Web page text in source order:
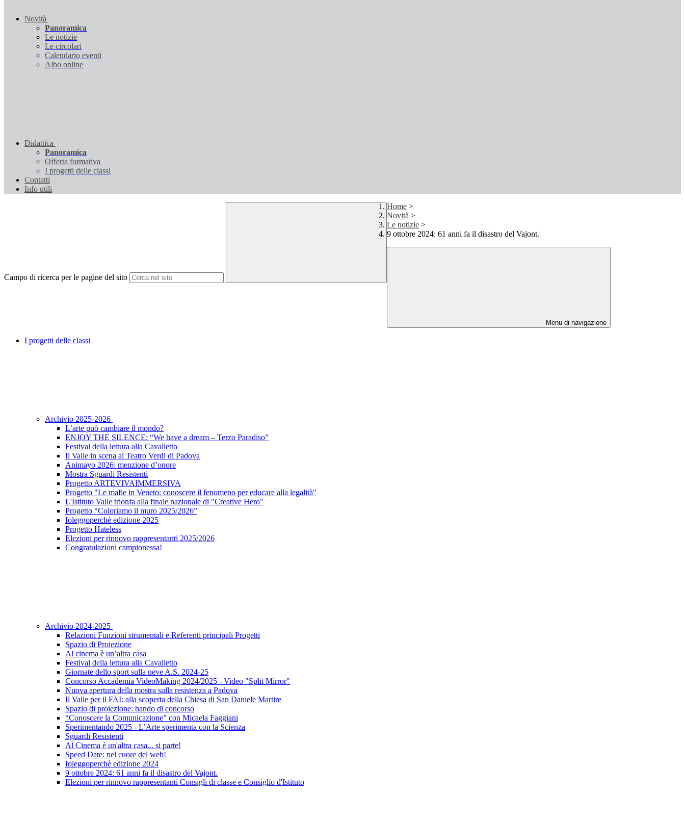
Novità
Panoramica
Le notizie
Le circolari
Calendario eventi
Albo online
Didattica
Panoramica
Offerta formativa
I progetti delle classi
Contatti
Info utili
Campo di ricerca per le pagine del sito
Home >
Novità >
Le notizie >
9 ottobre 2024: 61 anni fa il disastro del Vajont.
Menu di navigazione
I progetti delle classi
Archivio 2025-2026
L’arte può cambiare il mondo?
ENJOY THE SILENCE: “We have a dream – Terzo Paradiso”
Festival della lettura alla Cavalletto
Il Valle in scena al Teatro Verdi di Padova
Animayo 2026: menzione d’onore
Mostra Sguardi Resistenti
Progetto ARTEVIVAIMMERSIVA
Progetto "Le mafie in Veneto: conoscere il fenomeno per educare alla legalità"
L'Istituto Valle trionfa alla finale nazionale di "Creative Hero"
Progetto “Coloriamo il muro 2025/2026”
Ioleggoperchè edizione 2025
Progetto Hateless
Elezioni per rinnovo rappresentanti 2025/2026
Congratulazioni campionessa!
Archivio 2024-2025
Relazioni Funzioni strumentali e Referenti principali Progetti
Spazio di Proiezione
Al cinema è un’altra casa
Festival della lettura alla Cavalletto
Giornate dello sport sulla neve A.S. 2024-25
Concorso Accademia VideoMaking 2024/2025 - Video "Split Mirror"
Nuova apertura della mostra sulla resistenza a Padova
Il Valle per il FAI: alla scoperta della Chiesa di San Daniele Martire
Spazio di proiezione: bando di concorso
“Conoscere la Comunicazione” con Micaela Faggiani
Sperimentando 2025 - L’Arte sperimenta con la Scienza
Sguardi Resistenti
Al Cinema è un'altra casa... si parte!
Speed Date: nel cuore del web!
Ioleggoperchè edizione 2024
9 ottobre 2024: 61 anni fa il disastro del Vajont.
Elezioni per rinnovo rappresentanti Consigli di classe e Consiglio d'Istituto